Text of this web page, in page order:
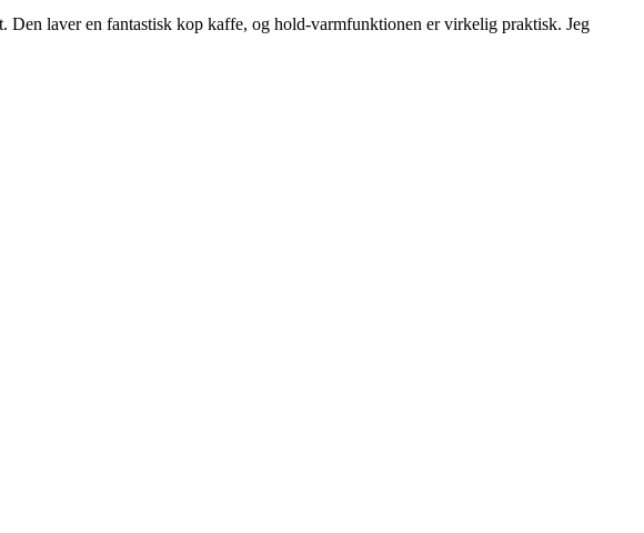
Den laver en fantastisk kop kaffe, og hold-varmfunktionen er virkelig praktisk. Jeg